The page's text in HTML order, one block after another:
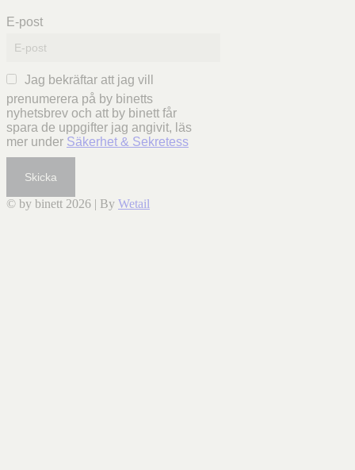
E-post
Jag bekräftar att jag vill
prenumerera på by binetts
nyhetsbrev och att by binett får
spara de uppgifter jag angivit, läs
mer under Säkerhet & Sekretess
Skicka
© by binett 2026 | By Wetail